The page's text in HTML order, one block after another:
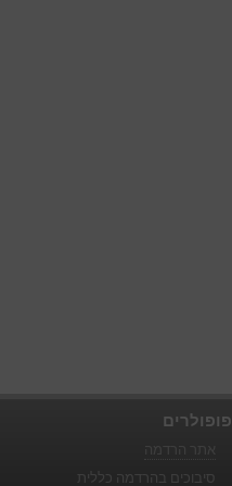
פופולרים
סיבוכים בהרדמה כללית